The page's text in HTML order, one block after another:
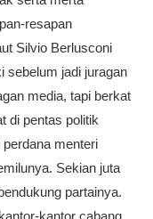
resapan
Silvio Berlusconi
sebelum jadi juragan
media, tapi berkat
di pentas politik
menteri
Sekian juta
partainya.